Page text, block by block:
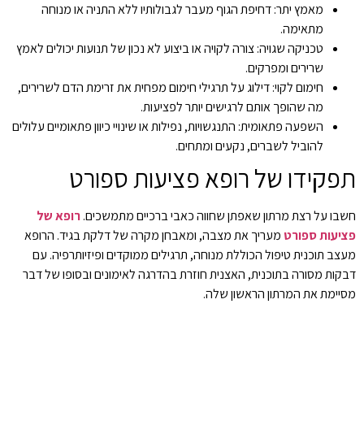
מאמץ יתר: דחיפת הגוף מעבר לגבולותיו ללא התניה או מנוחה
מתאימה.
טכניקה שגויה: צורה לקויה או ביצוע לא נכון של תנועות יכולים לאמץ
שרירים ומפרקים.
חימום לקוי: דילוג על תרגילי חימום מפחית את זרימת הדם לשרירים,
מה שהופך אותם לרגישים יותר לפציעות.
השפעה פתאומית: התנגשויות, נפילות או שינויי כיוון פתאומיים עלולים
להוביל לשברים, נקעים ומתחים.
תפקידו של רופא פציעות ספורט
חשבו על רצת מרתון שאפתן שחווה כאבי ברכיים מתמשכים.רופא של
פציעות ספורט מעריך את מצבה, ומאבחן מקרה של דלקת בגיד. הרופא
מעצב תוכנית טיפול הכוללת מנוחה, תרגילים ממוקדים ופיזיותרפיה. עם
דבקות מסורה בתוכנית, האצנית חוזרת בהדרגה לאימונים ובסופו של דבר
מסיימת את המרתון הראשון שלה.